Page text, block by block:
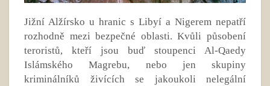
Jižní Alžírsko u hranic s Libyí a Nigerem nepatří
rozhodně mezi bezpečné oblasti. Kvůli působení
teroristů, kteří jsou buď stoupenci Al-Qaedy
Islámského Magrebu, nebo jen skupiny
kriminálníků živících se jakoukoli nelegální